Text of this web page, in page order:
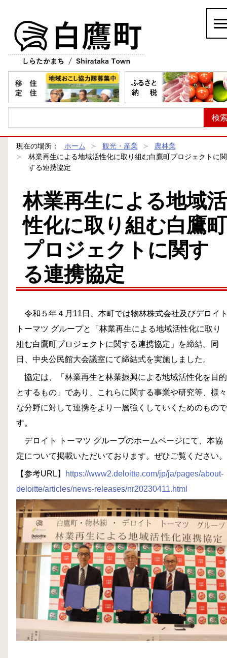
現在の場所： ホーム 観光・産業
農林業
林業再生による地域活性化に取り組む白鷹町プロジェクトに関
する連携協定
林業再生による地域活
性化に取り組む白鷹町
プロジェクトに関す
る連携協定
令和５年４月11日、本町では物林株式会社及びデロイ
トーマツ グループと「林業再生による地域活性化に取り
組む白鷹町プロジェクトに関する連携協定」を締結。同
日、中央公民館大会議室にて締結式を実施しました。
協定は、「林業再生と林業振興による地域活性化を目的
とするもの」であり、これらに関する事業や研究等、様々
な分野に対して連携をより一層強くしていくためのもので
す。
デロイト トーマツ グループのホームページにて、本協
定について掲載いただいております。ぜひご覧ください。
【参考URL】
https://www2.deloitte.com/jp/ja/pages/about-
deloitte/articles/news-releases/nr20230411.html